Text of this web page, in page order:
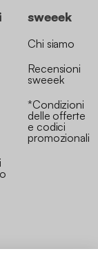
sweeek
Chi siamo
Recensioni
sweeek
*Condizioni
delle offerte
e codici
promozionali